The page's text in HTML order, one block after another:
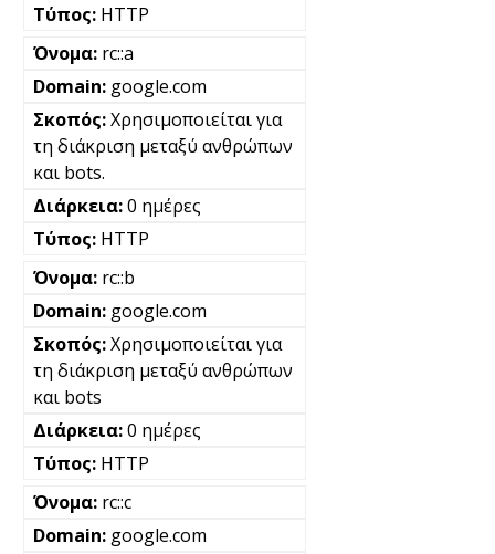
HTTP
rc::a
google.com
Χρησιμοποιείται για
τη διάκριση μεταξύ ανθρώπων
και bots.
0 ημέρες
HTTP
rc::b
google.com
Χρησιμοποιείται για
τη διάκριση μεταξύ ανθρώπων
και bots
0 ημέρες
HTTP
rc::c
google.com